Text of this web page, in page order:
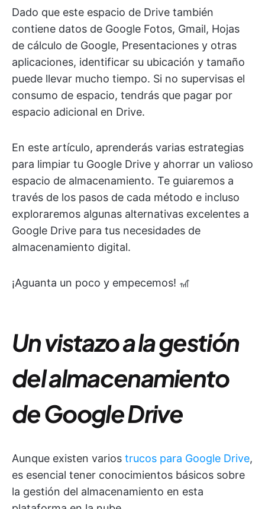
Dado que este espacio de Drive también
contiene datos de Google Fotos, Gmail, Hojas
de cálculo de Google, Presentaciones y otras
aplicaciones, identificar su ubicación y tamaño
puede llevar mucho tiempo. Si no supervisas el
consumo de espacio, tendrás que pagar por
espacio adicional en Drive.
En este artículo, aprenderás varias estrategias
para limpiar tu Google Drive y ahorrar un valioso
espacio de almacenamiento. Te guiaremos a
través de los pasos de cada método e incluso
exploraremos algunas alternativas excelentes a
Google Drive para tus necesidades de
almacenamiento digital.
¡Aguanta un poco y empecemos! 🎢
Un vistazo a la gestión
del almacenamiento
de Google Drive
Aunque existen varios trucos para Google Drive,
es esencial tener conocimientos básicos sobre
la gestión del almacenamiento en esta